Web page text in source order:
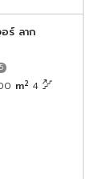
ร์ ลาก
m2 4